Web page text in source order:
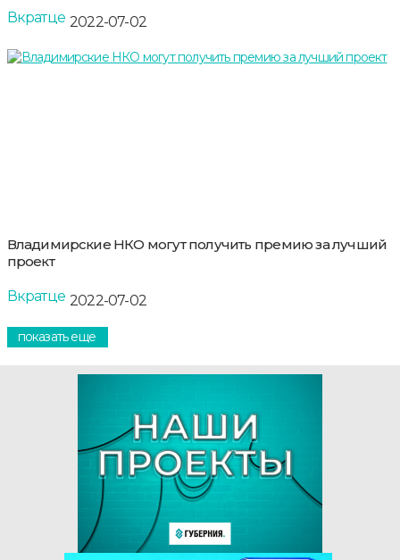
Вкратце 2022-07-02
Владимирские НКО могут получить премию за лучший
проект
Вкратце 2022-07-02
показать еще